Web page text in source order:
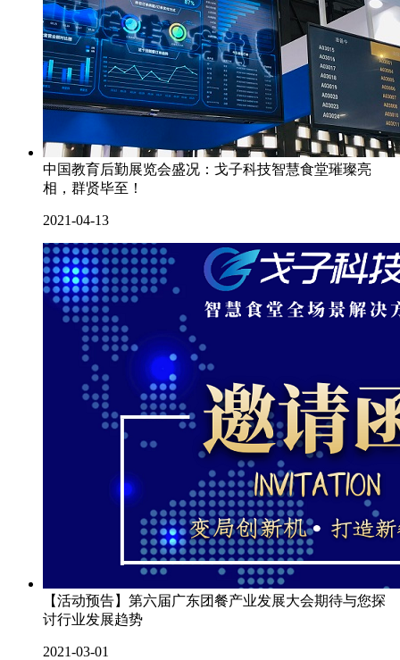
中国教育后勤展览会盛况：戈子科技智慧食堂璀璨亮
相，群贤毕至！
2021-04-13
【活动预告】第六届广东团餐产业发展大会期待与您探
讨行业发展趋势
2021-03-01